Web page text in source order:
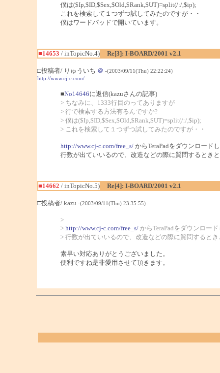
僕は($Ip,$ID,$Sex,$Old,$Rank,$UT)=split(/:/,$ip);
これを検索して１つずつ試してみたのですが・・
僕はワードパッドで開いています。
■14653 / inTopicNo.4)
Re[3]: I-BOARD/2001 v2.1
□投稿者/ りゅういち ＠ -(2003/09/11(Thu) 22:22:24)
http://www.cj-c.com/
■No14646に返信(kazuさんの記事)
> ちなみに、1333行目のってありますが
> 行で検索する方法有るんですか?
> 僕は($Ip,$ID,$Sex,$Old,$Rank,$UT)=split(/:/,$ip);
> これを検索して１つずつ試してみたのですが・・
http://www.cj-c.com/free_s/からTeraPadをダウンロード
行数が出ていいるので、改造などの際に質問するときと
■14662 / inTopicNo.5)
Re[4]: I-BOARD/2001 v2.1
□投稿者/ kazu -(2003/09/11(Thu) 23:35:55)
>
> http://www.cj-c.com/free_s/からTeraPadをダウンロード
> 行数が出ていいるので、改造などの際に質問するとき
素早い対応ありがとうございました。
便利ですね是非愛用させて頂きます。